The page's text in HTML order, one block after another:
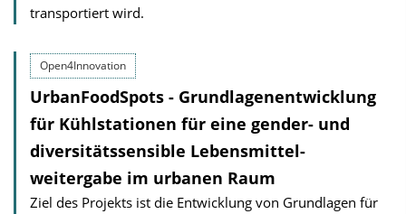
transportiert wird.
Open4Innovation
UrbanFoodSpots - Grundlagenentwicklung
für Kühlstationen für eine gender- und
diversitäts­sensible Lebens­mittel­
weitergabe im urbanen Raum
Ziel des Projekts ist die Entwicklung von Grundlagen für